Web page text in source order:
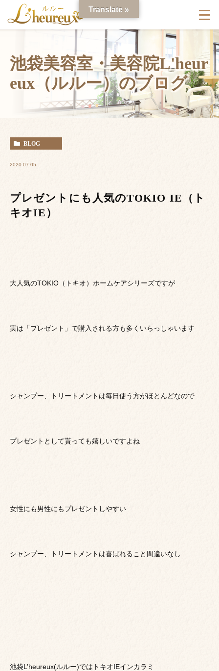
池袋美容室・美容院L'heur
eux（ルルー）のブログ
BLOG
2020.07.05
プレゼントにも人気のTOKIO IE（ト
キオIE）
大人気のTOKIO（トキオ）ホームケアシリーズですが
実は「プレゼント」で購入される方も多くいらっしゃいます
シャンプー、トリートメントは毎日使う方がほとんどなので
プレゼントとして貰っても嬉しいですよね
女性にも男性にもプレゼントしやすい
シャンプー、トリートメントは喜ばれること間違いなし
池袋L’heureux(ルルー)ではトキオIEインカラミ
Translate »